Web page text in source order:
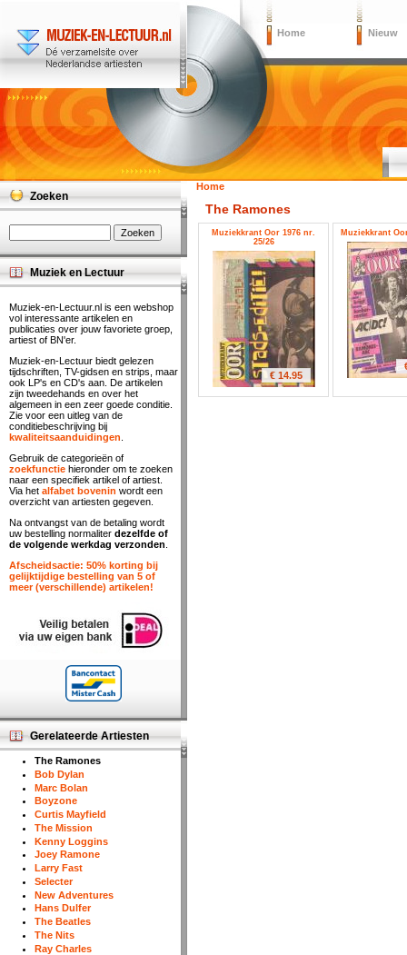
Home Nieuw
Home
The Ramones
Muziekkrant Oor 1976 nr.
25/26
€ 14.95
Muziekkrant
Zoeken
Muziek en Lectuur
Muziek-en-Lectuur.nl is een webshop
vol interessante artikelen en
publicaties over jouw favoriete groep,
artiest of BN'er.
Muziek-en-Lectuur biedt gelezen
tijdschriften, TV-gidsen en strips, maar
ook LP's en CD's aan. De artikelen
zijn tweedehands en over het
algemeen in een zeer goede conditie.
Zie voor een uitleg van de
conditiebeschrijving bij
kwaliteitsaanduidingen
Gebruik de categorieën of
zoekfunctie hieronder om te zoeken
naar een specifiek artikel of artiest.
Via het alfabet bovenin wordt een
overzicht van artiesten gegeven.
Na ontvangst van de betaling wordt
uw bestelling normaliter dezelfde of
de volgende werkdag verzonden
Afscheidsactie: 50% korting bij
gelijktijdige bestelling van 5 of
meer (verschillende) artikelen!
Gerelateerde Artiesten
The Ramones
Bob Dylan
Marc Bolan
Boyzone
Curtis Mayfield
The Mission
Kenny Loggins
Joey Ramone
Larry Fast
Selecter
New Adventures
Hans Dulfer
The Beatles
The Nits
Ray Charles